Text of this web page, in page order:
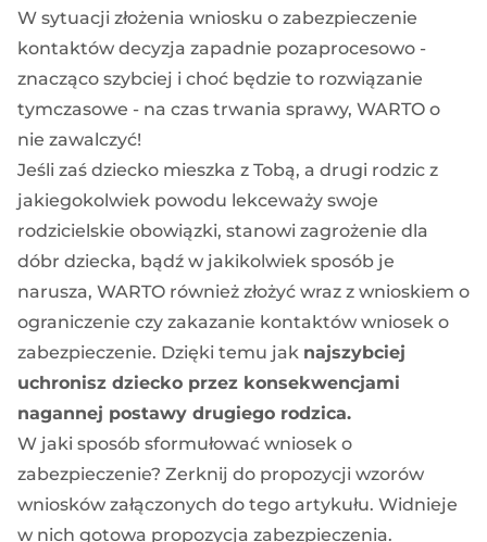
W sytuacji złożenia wniosku o zabezpieczenie
kontaktów decyzja zapadnie pozaprocesowo -
znacząco szybciej i choć będzie to rozwiązanie
tymczasowe - na czas trwania sprawy, WARTO o
nie zawalczyć!
Jeśli zaś dziecko mieszka z Tobą, a drugi rodzic z
jakiegokolwiek powodu lekceważy swoje
rodzicielskie obowiązki, stanowi zagrożenie dla
dóbr dziecka, bądź w jakikolwiek sposób je
narusza, WARTO również złożyć wraz z wnioskiem o
ograniczenie czy zakazanie kontaktów wniosek o
zabezpieczenie. Dzięki temu jak najszybciej
uchronisz dziecko przez konsekwencjami
nagannej postawy drugiego rodzica.
W jaki sposób sformułować wniosek o
zabezpieczenie? Zerknij do propozycji wzorów
wniosków załączonych do tego artykułu. Widnieje
w nich gotowa propozycja zabezpieczenia.